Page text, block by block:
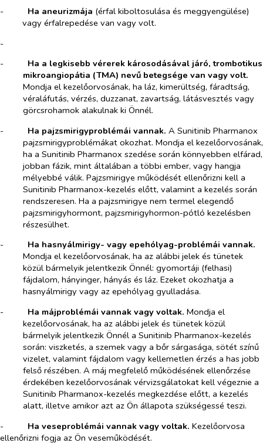
-​
Ha aneurizmája (érfal kiboltosulása és meggyengülése)
vagy érfalrepedése van vagy volt.
-​
-​
Ha a legkisebb vérerek károsodásával járó, trombotikus
mikroangiopátia (TMA) nevű betegsége van vagy volt.
Mondja el kezelőorvosának, ha láz, kimerültség, fáradtság,
véraláfutás, vérzés, duzzanat, zavartság, látásvesztés vagy
görcsrohamok alakulnak ki Önnél.
-​
Ha pajzsmirigyproblémái vannak. A Sunitinib Pharmanox
pajzsmirigyproblémákat okozhat. Mondja el kezelőorvosának,
ha a Sunitinib Pharmanox szedése során könnyebben elfárad,
jobban fázik, mint általában a többi ember, vagy hangja
mélyebbé válik. Pajzsmirigye működését ellenőrizni kell a
Sunitinib Pharmanox-kezelés előtt, valamint a kezelés során
rendszeresen. Ha a pajzsmirigye nem termel elegendő
pajzsmirigyhormont, pajzsmirigyhormon-pótló kezelésben
részesülhet.
-​
Ha hasnyálmirigy- vagy epehólyag-problémái vannak.
Mondja el kezelőorvosának, ha az alábbi jelek és tünetek
közül bármelyik jelentkezik Önnél: gyomortáji (felhasi)
fájdalom, hányinger, hányás és láz. Ezeket okozhatja a
hasnyálmirigy vagy az epehólyag gyulladása.
-​
Ha májproblémái vannak vagy voltak. Mondja el
kezelőorvosának, ha az alábbi jelek és tünetek közül
bármelyik jelentkezik Önnél a Sunitinib Pharmanox-kezelés
során: viszketés, a szemek vagy a bőr sárgasága, sötét színű
vizelet, valamint fájdalom vagy kellemetlen érzés a has jobb
felső részében. A máj megfelelő működésének ellenőrzése
érdekében kezelőorvosának vérvizsgálatokat kell végeznie a
Sunitinib Pharmanox-kezelés megkezdése előtt, a kezelés
alatt, illetve amikor azt az Ön állapota szükségessé teszi.
-​
Ha veseproblémái vannak vagy voltak. Kezelőorvosa
ellenőrizni fogja az Ön veseműködését.